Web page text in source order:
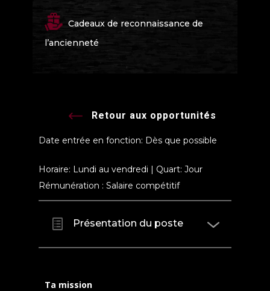
Cadeaux de reconnaissance de
l’ancienneté
Retour aux opportunités
Date entrée en fonction: Dès que possible
Horaire: Lundi au vendredi | Quart: Jour
Rémunération : Salaire compétitif
Présentation du poste
Ta mission